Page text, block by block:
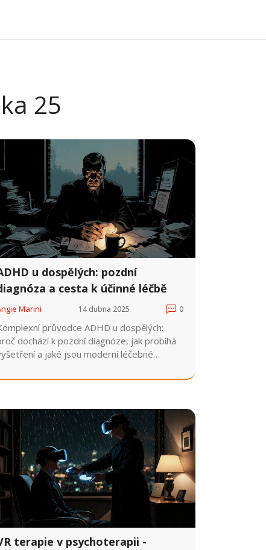
25
u dospělých: pozdní
a cesta k účinné léčbě
Marini 14 dubna 2025 0
průvodce ADHD u dospělých:
dochází k pozdní diagnóze, jak probíhá
a jaké jsou moderní léčebné
terapie v psychoterapii -